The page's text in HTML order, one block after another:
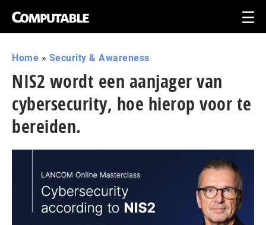
Home » Security & Awareness
NIS2 wordt een aanjager van
cybersecurity, hoe hierop voor te
bereiden.